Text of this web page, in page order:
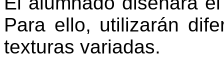
Para ello, utilizarán
texturas variadas.